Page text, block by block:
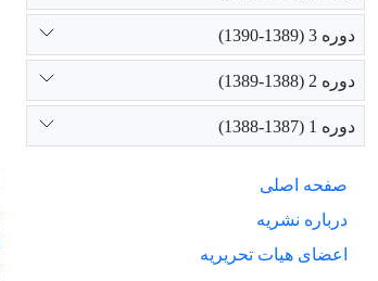
دوره 3 (1389-1390)
دوره 2 (1388-1389)
دوره 1 (1387-1388)
صفحه اصلی
درباره نشریه
اعضای هیات تحریریه